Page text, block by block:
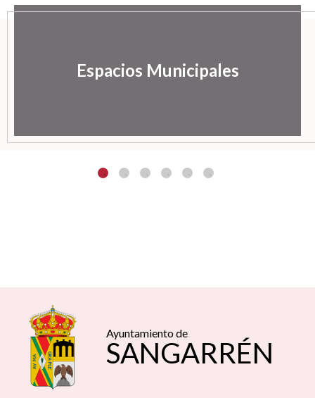
Espacios Municipales
Ayuntamiento de
SANGARRÉN